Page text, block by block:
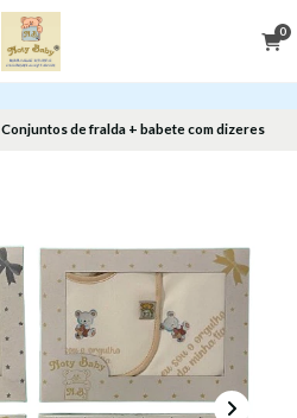
0
Conjuntos de fralda + babete com dizeres